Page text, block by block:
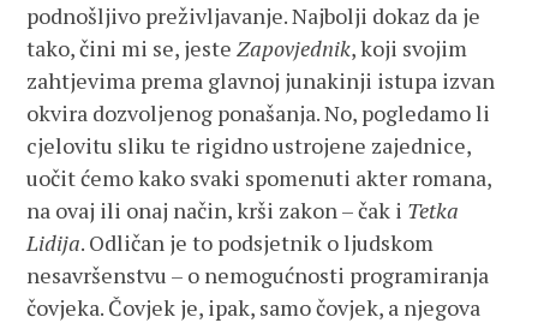
podnošljivo preživljavanje. Najbolji dokaz da je
tako, čini mi se, jesteZapovjednik, koji svojim
zahtjevima prema glavnoj junakinji istupa izvan
okvira dozvoljenog ponašanja. No, pogledamo li
cjelovitu sliku te rigidno ustrojene zajednice,
uočit ćemo kako svaki spomenuti akter romana,
na ovaj ili onaj način, krši zakon – čak i Tetka
Lidija. Odličan je to podsjetnik o ljudskom
nesavršenstvu – o nemogućnosti programiranja
čovjeka. Čovjek je, ipak, samo čovjek, a njegova